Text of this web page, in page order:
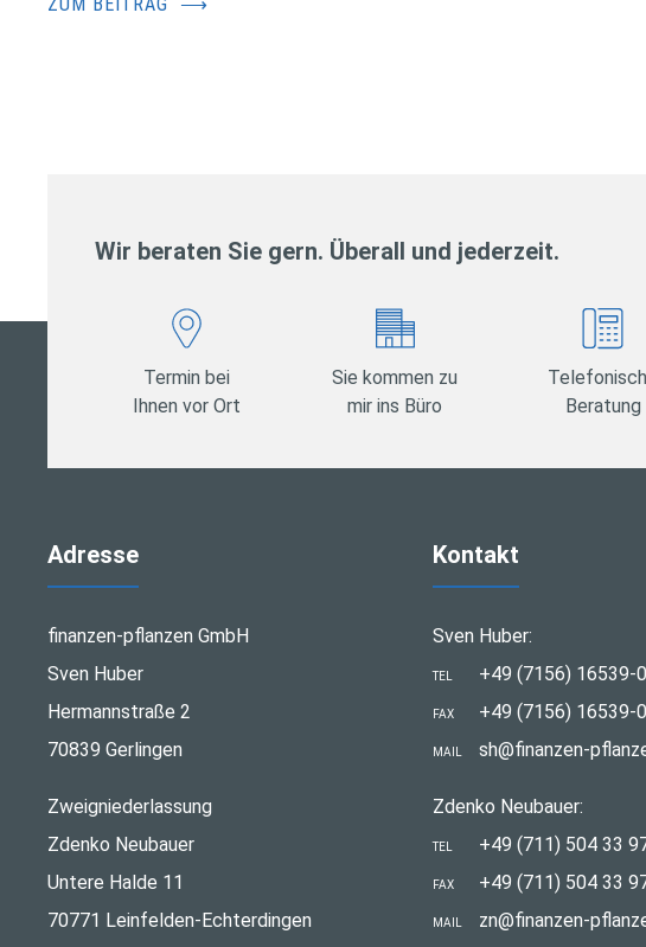
Wir beraten Sie gern. Überall und jederzeit.
Termin bei
Ihnen vor Ort
Sie kommen zu
mir ins Büro
Beratung
Adresse
finanzen-pflanzen GmbH
Sven Huber
Hermannstraße 2
70839 Gerlingen
Zweigniederlassung
Zdenko Neubauer
Untere Halde 11
70771 Leinfelden-Echterdingen
Kontakt
Sven Huber:
TEL +49 (7156) 16539-
FAX +49 (7156) 16539-
MAIL sh@finanzen-
Zdenko Neubauer:
TEL +49 (711) 504 33
FAX +49 (711) 504 33
MAIL zn@finanzen-